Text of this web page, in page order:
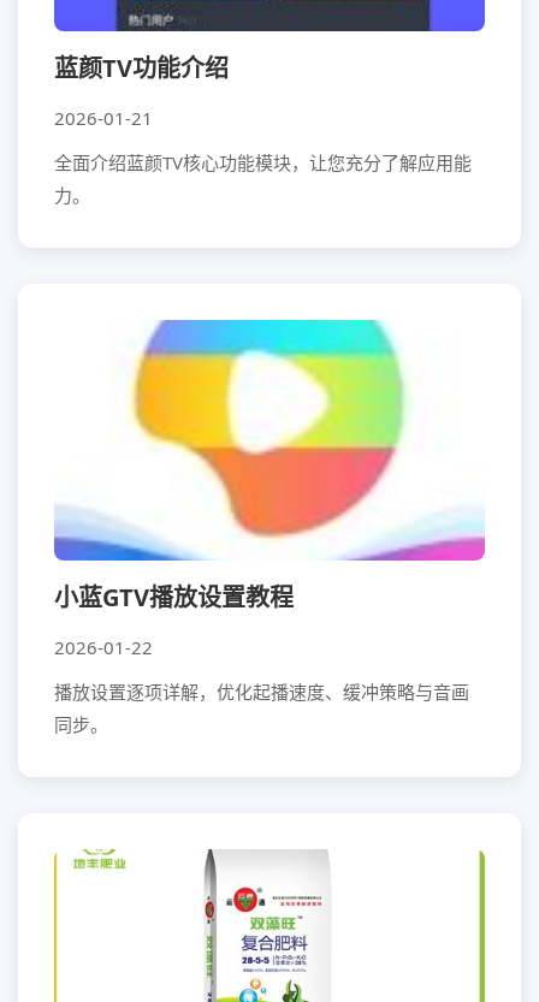
蓝颜TV功能介绍
2026-01-21
全面介绍蓝颜TV核心功能模块，让您充分了解应用能
力。
小蓝GTV播放设置教程
2026-01-22
播放设置逐项详解，优化起播速度、缓冲策略与音画
同步。